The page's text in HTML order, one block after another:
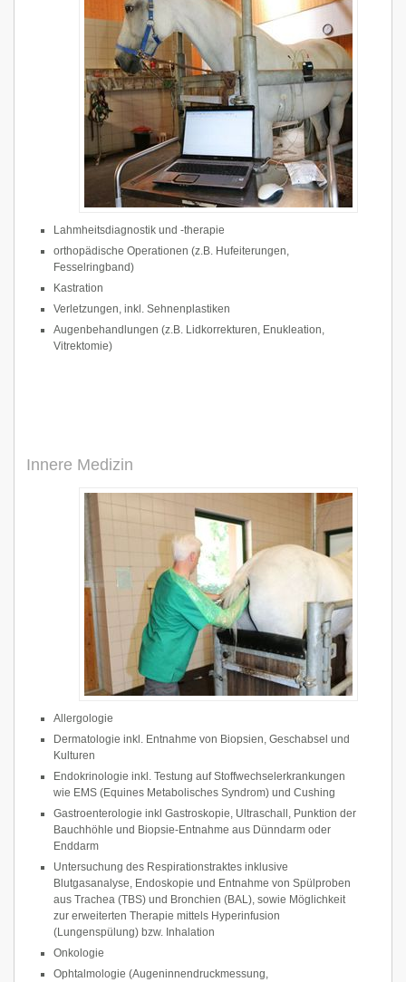
Lahmheitsdiagnostik und -therapie
orthopädische Operationen (z.B. Hufeiterungen,
Fesselringband)
Kastration
Verletzungen, inkl. Sehnenplastiken
Augenbehandlungen (z.B. Lidkorrekturen, Enukleation,
Vitrektomie)
Innere Medizin
Allergologie
Dermatologie inkl. Entnahme von Biopsien, Geschabsel und
Kulturen
Endokrinologie inkl. Testung auf Stoffwechselerkrankungen
wie EMS (Equines Metabolisches Syndrom) und Cushing
Gastroenterologie inkl Gastroskopie, Ultraschall, Punktion der
Bauchhöhle und Biopsie-Entnahme aus Dünndarm oder
Enddarm
Untersuchung des Respirationstraktes inklusive
Blutgasanalyse, Endoskopie und Entnahme von Spülproben
aus Trachea (TBS) und Bronchien (BAL), sowie Möglichkeit
zur erweiterten Therapie mittels Hyperinfusion
(Lungenspülung) bzw. Inhalation
Onkologie
Ophtalmologie (Augeninnendruckmessung,